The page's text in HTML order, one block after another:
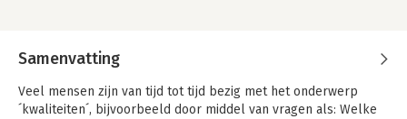
Samenvatting
Veel mensen zijn van tijd tot tijd bezig met het onderwerp
´kwaliteiten´, bijvoorbeeld door middel van vragen als: Welke